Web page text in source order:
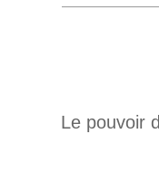
Le pouvoir